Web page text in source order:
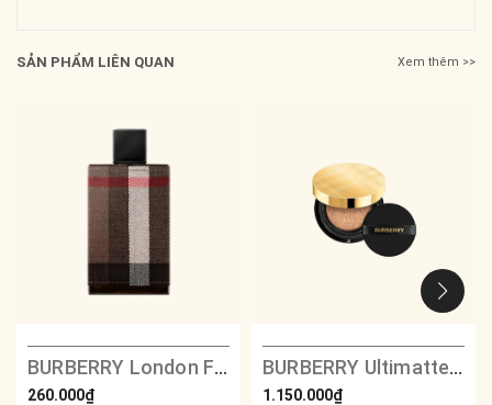
SẢN PHẨM LIÊN QUAN Xem thêm >>
BURBERRY London For Men
260.000₫
BURBERRY Ultimatte Glow Cushion
1.150.000₫